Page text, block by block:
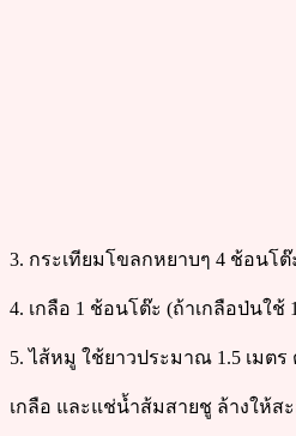
3. กระเทียมโขลกหยาบๆ 4 ช้อนโต๊
4. เกลือ 1 ช้อนโต๊ะ (ถ้าเกลือป่นใช้
5. ไส้หมู ใช้ยาวประมาณ 1.5 เมต
เกลือ และแช่น้ำส้มสายชู ล้างให้ส